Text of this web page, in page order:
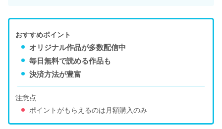
おすすめポイント
オリジナル作品が多数配信中
毎日無料で読める作品も
決済方法が豊富
注意点
ポイントがもらえるのは月額購入のみ